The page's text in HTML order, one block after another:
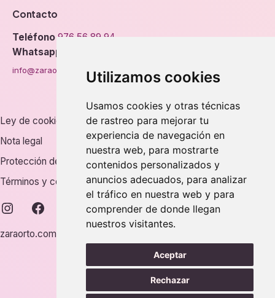
Utilizamos cookies
Usamos cookies y otras técnicas
de rastreo para mejorar tu
experiencia de navegación en
nuestra web, para mostrarte
contenidos personalizados y
anuncios adecuados, para analizar
el tráfico en nuestra web y para
comprender de donde llegan
nuestros visitantes.
Aceptar
Rechazar
Contacto
Teléfono 976 56 89 94
Whatsapp
info@zaraorto.com
zaraorto.com © 2026.
Ley de cookies
Nota legal
Protección de datos
Términos y condiciones
instagramfacebook